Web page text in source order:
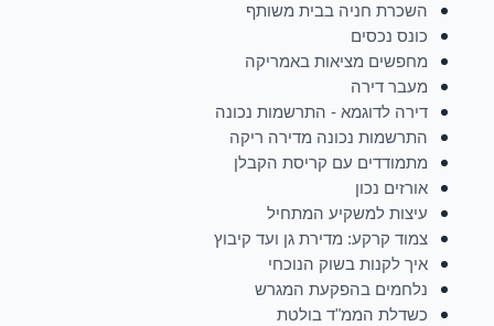
השכרת חניה בבית משותף
כונס נכסים
מחפשים מציאות באמריקה
מעבר דירה
דירה לדוגמא - התרשמות נכונה
התרשמות נכונה מדירה ריקה
מתמודדים עם קריסת הקבלן
אורזים נכון
עיצות למשקיע המתחיל
צמוד קרקע: מדירת גן ועד קיבוץ
איך לקנות בשוק הנוכחי
נלחמים בהפקעת המגרש
כשדלת הממ"ד בולטת